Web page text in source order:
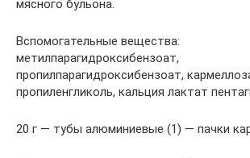
мясного бульона.
Вспомогательные вещества:
метилпарагидроксибензоат,
пропилпарагидроксибензоат,
пропиленгликоль, кальция лактат
20 г — тубы алюминиевые (1) — пачки